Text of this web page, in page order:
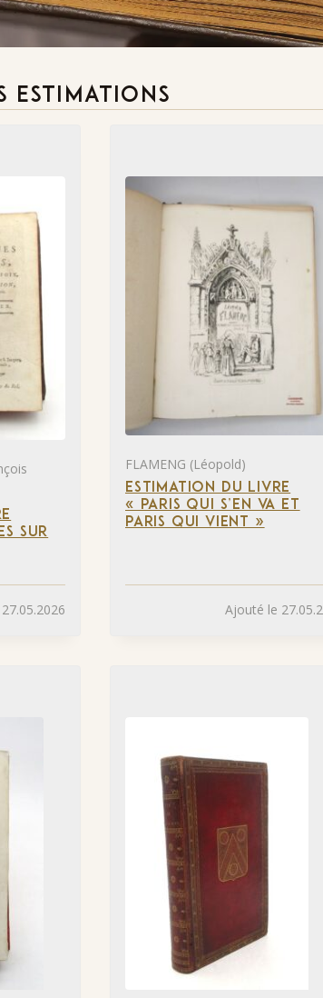
ESTIMATIONS
SUR
FLAMENG (Léopold)
ESTIMATION DU LIVRE
« PARIS QUI S’EN VA ET
PARIS QUI VIENT »
Ajouté le